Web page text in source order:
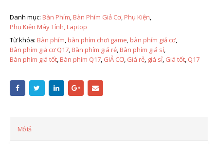
Danh mục: Bàn Phím,Bàn Phím Giả Cơ,Phụ Kiện,
Phụ Kiện Máy Tính, Laptop
Từ khóa: Bàn phím,bàn phím chơi game,bàn phím giả cơ,
Bàn phím giả cơ Q17,Bàn phím giá rẻ,Bàn phím giá sỉ,
Bàn phím giá tốt,Bàn phím Q17, GIẢ CƠ, Giá rẻ, giá sỉ, Giá tốt, Q17
Mô tả